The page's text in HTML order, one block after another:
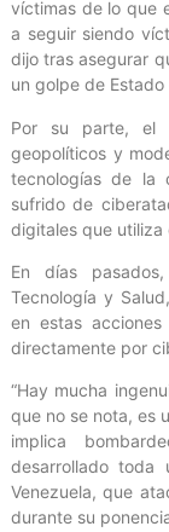
víctimas de lo que
a seguir siendo
dijo tras asegurar
un golpe de
Por su parte, el
geopolíticos y
tecnologías de la
sufrido de
digitales que utiliza
En días
Tecnología y
en estas
directamente por
“Hay mucha
que no se nota, es
implica
desarrollado toda
Venezuela, que
durante su